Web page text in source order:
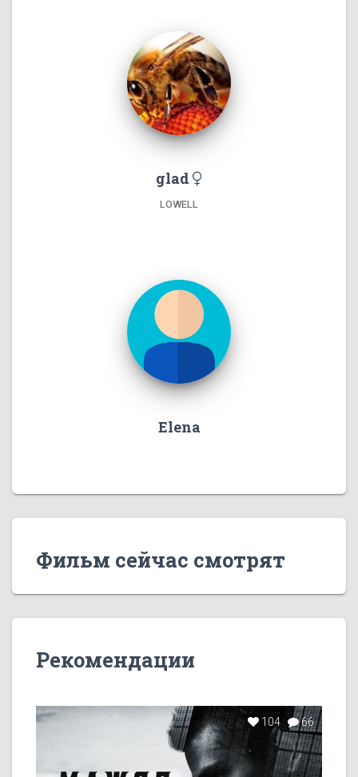
glad
LOWELL
Elena
Фильм сейчас смотрят
Рекомендации
104 66